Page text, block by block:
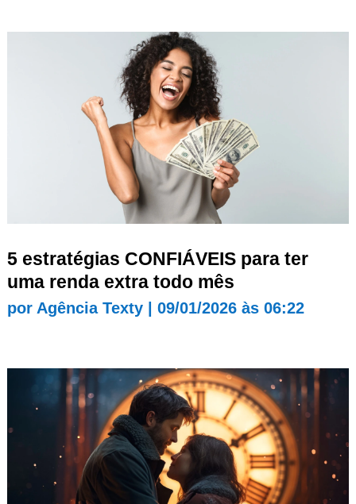
5 estratégias CONFIÁVEIS para ter
uma renda extra todo mês
por Agência Texty| 09/01/2026 às 06:22